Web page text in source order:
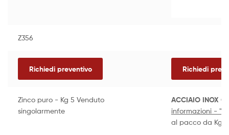
Z356
Richiedi preventivo Richiedi
Zinco puro - Kg 5 Venduto
singolarmente
ACCIAIO INOX
informazioni -
al pacco da Kg.2